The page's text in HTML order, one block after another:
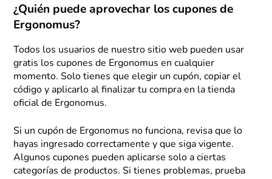
¿Quién puede aprovechar los cupones de
Ergonomus?
Todos los usuarios de nuestro sitio web pueden usar
gratis los cupones de Ergonomus en cualquier
momento. Solo tienes que elegir un cupón, copiar el
código y aplicarlo al finalizar tu compra en la tienda
oficial de Ergonomus.
Si un cupón de Ergonomus no funciona, revisa que lo
hayas ingresado correctamente y que siga vigente.
Algunos cupones pueden aplicarse solo a ciertas
categorías de productos. Si tienes problemas, prueba